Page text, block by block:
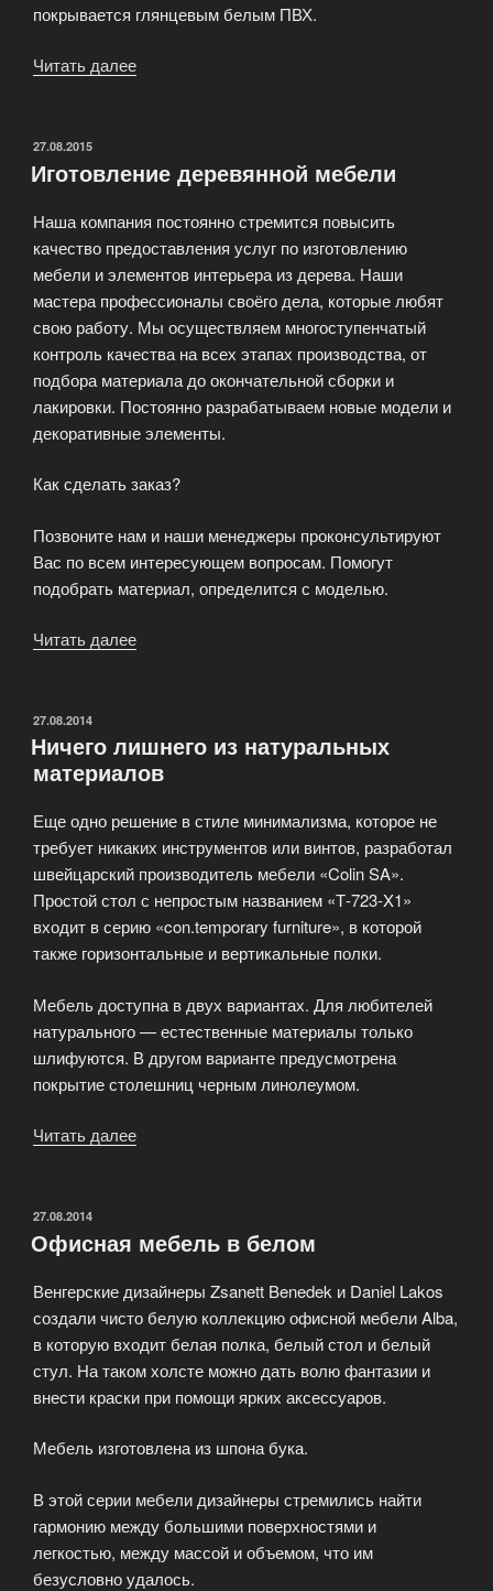
покрывается глянцевым белым ПВХ.
Читать далее
ОПУБЛИКОВАНО
27.08.2015
Иготовление деревянной мебели
Наша компания постоянно стремится повысить
качество предоставления услуг по изготовлению
мебели и элементов интерьера из дерева. Наши
мастера профессионалы своёго дела, которые любят
свою работу. Мы осуществляем многоступенчатый
контроль качества на всех этапах производства, от
подбора материала до окончательной сборки и
лакировки. Постоянно разрабатываем новые модели и
декоративные элементы.
Как сделать заказ?
Позвоните нам и наши менеджеры проконсультируют
Вас по всем интересующем вопросам. Помогут
подобрать материал, определится с моделью.
Читать далее
ОПУБЛИКОВАНО
27.08.2014
Ничего лишнего из натуральных
материалов
Еще одно решение в стиле минимализма, которое не
требует никаких инструментов или винтов, разработал
швейцарский производитель мебели «Colin SA».
Простой стол с непростым названием «Т-723-X1»
входит в серию «con.temporary furniture», в которой
также горизонтальные и вертикальные полки.
Мебель доступна в двух вариантах. Для любителей
натурального — естественные материалы только
шлифуются. В другом варианте предусмотрена
покрытие столешниц черным линолеумом.
Читать далее
материалов»
ОПУБЛИКОВАНО
27.08.2014
Офисная мебель в белом
Венгерские дизайнеры Zsanett Benedek и Daniel Lakos
создали чисто белую коллекцию офисной мебели Alba,
в которую входит белая полка, белый стол и белый
стул. На таком холсте можно дать волю фантазии и
внести краски при помощи ярких аксессуаров.
Мебель изготовлена из шпона бука.
В этой серии мебели дизайнеры стремились найти
гармонию между большими поверхностями и
легкостью, между массой и объемом, что им
безусловно удалось.